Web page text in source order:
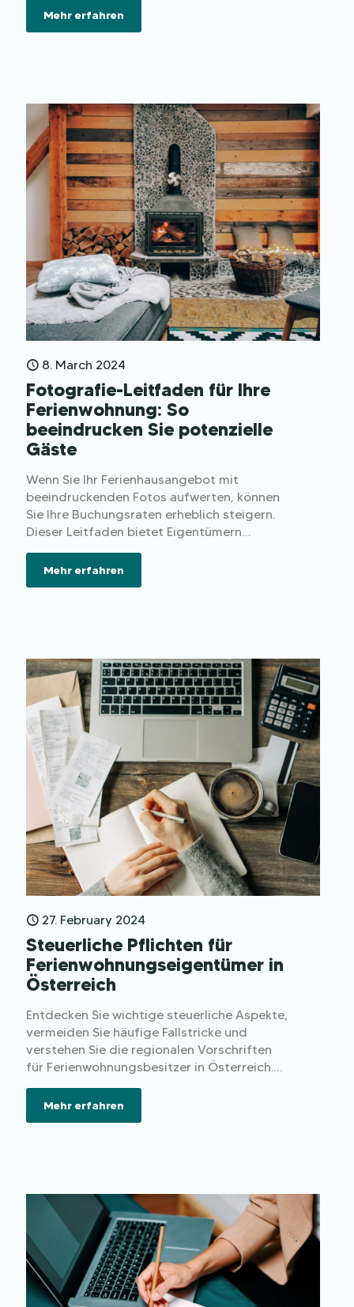
Schäden absichern und langwierige
Auseinandersetzungen vermeiden können.
Mehr erfahren
8. March 2024
Fotografie-Leitfaden für Ihre
Ferienwohnung: So
beeindrucken Sie potenzielle
Gäste
Wenn Sie Ihr Ferienhausangebot mit
beeindruckenden Fotos aufwerten, können
Sie Ihre Buchungsraten erheblich steigern.
Dieser Leitfaden bietet Eigentümern
Inszenierung, Nutzung des natürlichen
Lichts und Auswahl der richtigen
Gästemagneten, indem Sie diese
grundlegenden Fototechniken beherrschen.
Mehr erfahren
27. February 2024
Steuerliche Pflichten für
Ferienwohnungseigentümer in
Österreich
Entdecken Sie wichtige steuerliche Aspekte,
vermeiden Sie häufige Fallstricke und
verstehen Sie die regionalen Vorschriften
für Ferienwohnungsbesitzer in Österreich.
Vermietungsprojekt profitabel und
gesetzeskonform ist.
Mehr erfahren